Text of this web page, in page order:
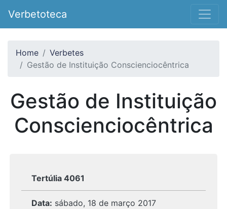
Verbetoteca
Home
Verbetes
Gestão de Instituição Conscienciocêntrica
Gestão de Instituição
Conscienciocêntrica
Tertúlia 4061
Data: sábado, 18 de março 2017